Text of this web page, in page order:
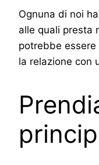
Ognuna di noi
alle quali presta
potrebbe essere
la relazione con